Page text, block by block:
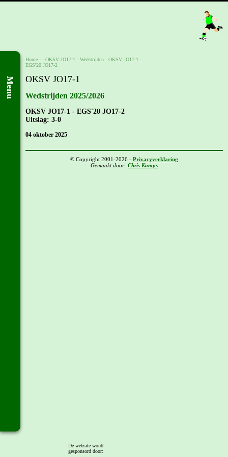
Menu
Home - - OKSV JO17-1 - Wedstrijden - OKSV JO17-1 -
EGS'20 JO17-2
OKSV JO17-1
Wedstrijden 2025/2026
OKSV JO17-1 - EGS'20 JO17-2
Uitslag: 3-0
04 oktober 2025
© Copyright 2001-2026 - Privacyverklaring
Gemaakt door: Chris Kamps
De website wordt
gesponsord door: